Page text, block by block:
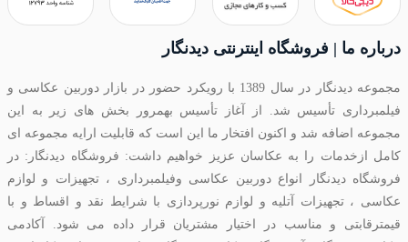
درباره ما | فروشگاه اینترنتی دیدنگار
مجموعه دیدنگار در سال 1389 با رویکرد حضور در بازار دوربین عکاسی و
فیلمبرداری تأسیس شد. از آغاز تأسیس بهمرور بخش های زیر به این
مجموعه اضافه شد و اکنون افتخار ما این است که قابلیت ارایه مجموعه ای
کامل ازخدمات را به عکاسان عزیز خواهیم داشت: فروشگاه دیدنگار: در
فروشگاه دیدنگار انواع دوربین عکاسی وفیلمبرداری ، تجهیزات و لوازم
عکاسی ، تجهیزات آتلیه و لوازم نورپردازی با شرایط نقد و اقساط و با
قیمترقابتی و مناسب در اختیار مشتریان قرار داده می شود. آکادمی